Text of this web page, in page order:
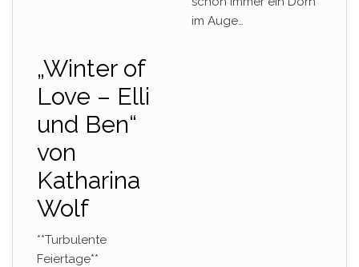
im Auge…
„Winter of
Love – Elli
und Ben“
von
Katharina
Wolf
**Turbulente
Feiertage**